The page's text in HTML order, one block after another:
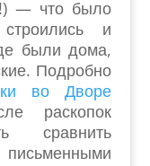
— что было
и
были дома,
Подробно
во Дворе
раскопок
сравнить